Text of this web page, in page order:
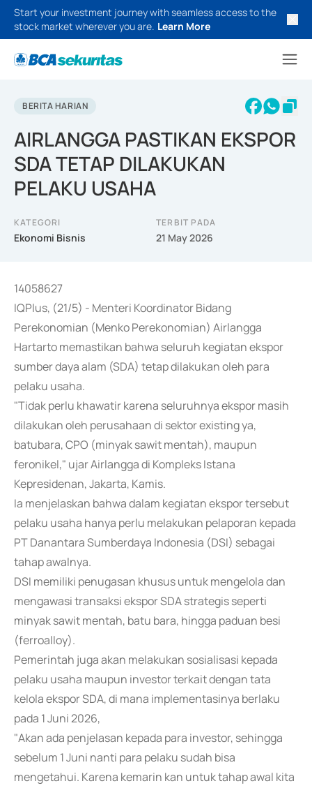
Start your investment journey with seamless access to the
stock market wherever you are. Learn More
BERITA HARIAN
AIRLANGGA PASTIKAN EKSPOR
SDA TETAP DILAKUKAN
PELAKU USAHA
KATEGORI
Ekonomi Bisnis
TERBIT PADA
21 May 2026
14058627
IQPlus, (21/5) - Menteri Koordinator Bidang
Perekonomian (Menko Perekonomian) Airlangga
Hartarto memastikan bahwa seluruh kegiatan ekspor
sumber daya alam (SDA) tetap dilakukan oleh para
pelaku usaha.
"Tidak perlu khawatir karena seluruhnya ekspor masih
dilakukan oleh perusahaan di sektor existing ya,
batubara, CPO (minyak sawit mentah), maupun
feronikel," ujar Airlangga di Kompleks Istana
Kepresidenan, Jakarta, Kamis.
Ia menjelaskan bahwa dalam kegiatan ekspor tersebut
pelaku usaha hanya perlu melakukan pelaporan kepada
PT Danantara Sumberdaya Indonesia (DSI) sebagai
tahap awalnya.
DSI memiliki penugasan khusus untuk mengelola dan
mengawasi transaksi ekspor SDA strategis seperti
minyak sawit mentah, batu bara, hingga paduan besi
(ferroalloy).
Pemerintah juga akan melakukan sosialisasi kepada
pelaku usaha maupun investor terkait dengan tata
kelola ekspor SDA, di mana implementasinya berlaku
pada 1 Juni 2026,
"Akan ada penjelasan kepada para investor, sehingga
sebelum 1 Juni nanti para pelaku sudah bisa
mengetahui. Karena kemarin kan untuk tahap awal kita